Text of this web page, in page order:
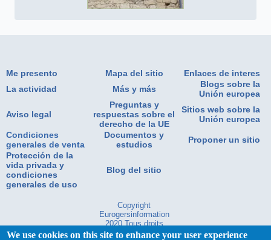
Me presento Mapa del sitio
Enlaces de interes
La actividad
Más y más
Blogs sobre la
Unión europea
Aviso legal
Preguntas y
respuestas sobre el
derecho de la UE
Sitios web sobre la
Unión europea
Condiciones
generales de venta
Documentos y
estudios
Proponer un sitio
Protección de la
vida privada y
condiciones
generales de uso
Blog del sitio
Copyright
Eurogersinformation
2020.Tous droits
réservés
We use cookies on this site to enhance your user experience